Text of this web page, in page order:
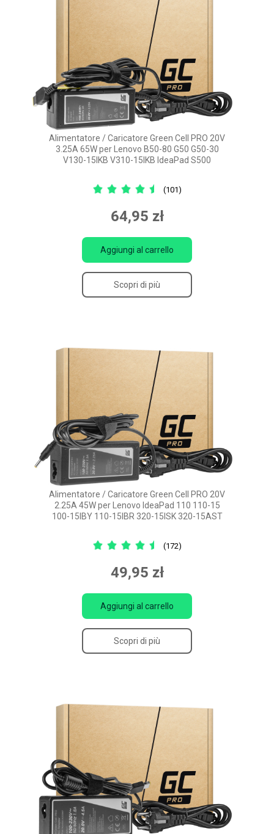
Alimentatore / Caricatore Green Cell PRO 20V
3.25A 65W per Lenovo B50-80 G50 G50-30
V130-15IKB V310-15IKB IdeaPad S500
(101)
64,95 zł
Aggiungi al carrello
Scopri di più
Alimentatore / Caricatore Green Cell PRO 20V
2.25A 45W per Lenovo IdeaPad 110 110-15
100-15IBY 110-15IBR 320-15ISK 320-15AST
(172)
49,95 zł
Aggiungi al carrello
Scopri di più